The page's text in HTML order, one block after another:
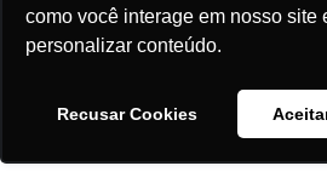
como você interage em nosso site
personalizar conteúdo.
Recusar Cookies
SINDITÊXTIL SP - Sindicato das Indústrias de
São Paulo Rua Marquês de Itu, 968 - Vila
SP